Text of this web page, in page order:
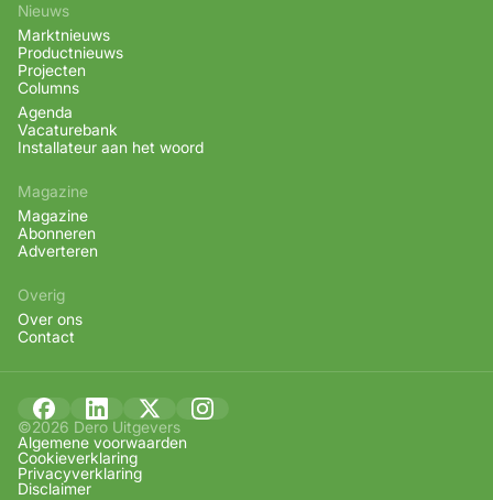
Nieuws
Marktnieuws
Productnieuws
Projecten
Columns
Agenda
Vacaturebank
Installateur aan het woord
Magazine
Magazine
Abonneren
Adverteren
Overig
Over ons
Contact
©2026 Dero Uitgevers
Algemene voorwaarden
Cookieverklaring
Privacyverklaring
Disclaimer